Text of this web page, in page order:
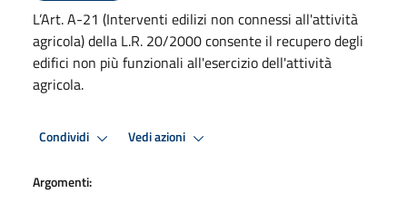
L’Art. A-21 (Interventi edilizi non connessi all'attività
agricola) della L.R. 20/2000 consente il recupero degli
edifici non più funzionali all'esercizio dell'attività
agricola.
Condividi Vedi azioni
Argomenti: